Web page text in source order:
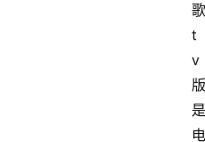
歌
t
v
版
是
电